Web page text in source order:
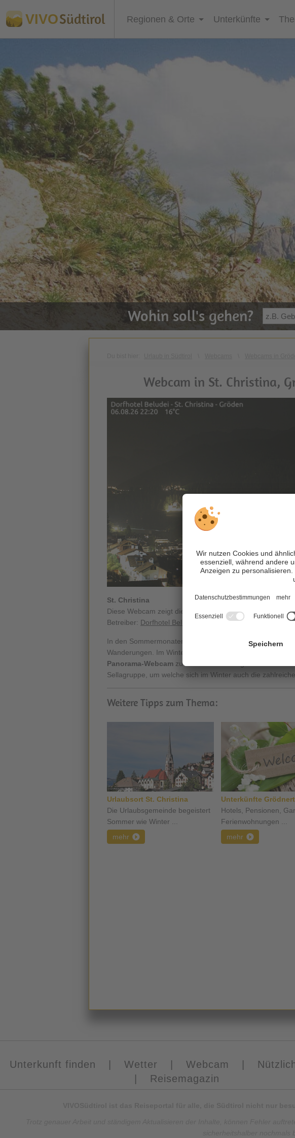
VIVOSüdtirol Regionen & Orte Unterkünfte
Wohin soll's gehen?
Webcam in St. Christina,
St. Christina
Diese Webcam zeigt die Ortschaft St.Christina mit
Betreiber: Dorfhotel Beludei
In den Sommermonaten ist St. Christina in Val Gardena
Wanderungen. Im Winter ist es natürlich der Skisport,
Panorama-Webcam zu berichten. Sie zeigt nämlich u.a.
Sellagruppe, um welche sich im Winter auch die
Weitere Tipps zum Thema:
Urlaubsort St. Christina
Die Urlaubsgemeinde begeistert
Sommer wie Winter ...
mehr
Unterkünfte
Hotels, Pensionen,
Ferienwohnungen ...
mehr
Unterkunft finden Wetter Webcam
Reisemagazin